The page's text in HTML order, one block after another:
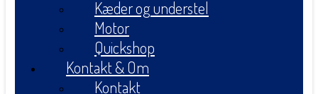
Kæder og understel
Motor
Quickshop
Kontakt & Om
Kontakt